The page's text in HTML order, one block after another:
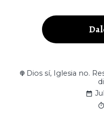
Dios sí, Iglesia no.